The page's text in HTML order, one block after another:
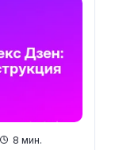
8 мин.